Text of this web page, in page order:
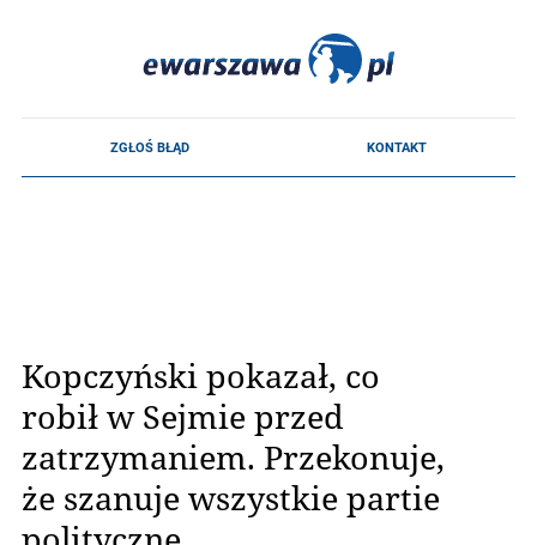
Kopczyński pokazał, co
robił w Sejmie przed
zatrzymaniem. Przekonuje,
że szanuje wszystkie partie